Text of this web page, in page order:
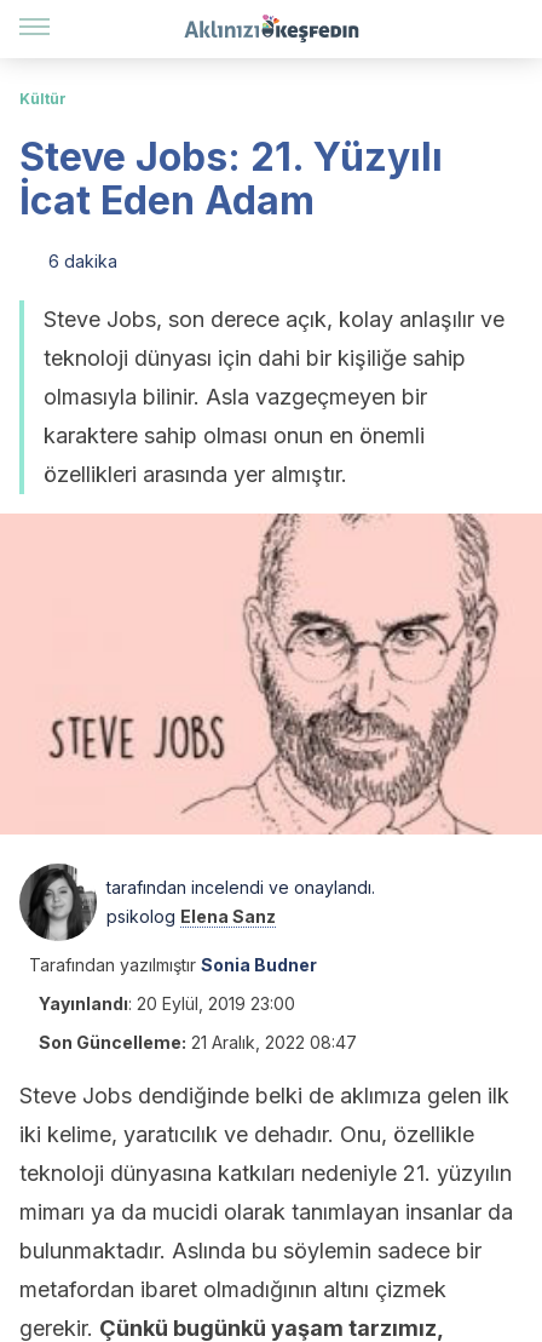
Kültür
Steve Jobs: 21. Yüzyılı
İcat Eden Adam
6 dakika
Steve Jobs, son derece açık, kolay anlaşılır ve
teknoloji dünyası için dahi bir kişiliğe sahip
olmasıyla bilinir. Asla vazgeçmeyen bir
karaktere sahip olması onun en önemli
özellikleri arasında yer almıştır.
tarafından incelendi ve onaylandı.
psikolog Elena Sanz
Tarafından yazılmıştır Sonia Budner
Yayınlandı: 20 Eylül, 2019 23:00
Son Güncelleme: 21 Aralık, 2022 08:47
Steve Jobs dendiğinde belki de aklımıza gelen ilk
iki kelime, yaratıcılık ve dehadır. Onu, özellikle
teknoloji dünyasına katkıları nedeniyle 21. yüzyılın
mimarı ya da mucidi olarak tanımlayan insanlar da
bulunmaktadır. Aslında bu söylemin sadece bir
metafordan ibaret olmadığının altını çizmek
gerekir. Çünkü bugünkü yaşam tarzımız,